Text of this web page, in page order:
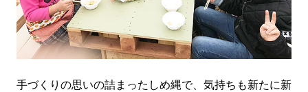
手づくりの思いの詰まったしめ縄で、気持ちも新たに新